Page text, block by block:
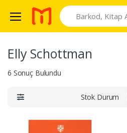
Search
Elly Schottman
6 Sonuç Bulundu
Stok Durum